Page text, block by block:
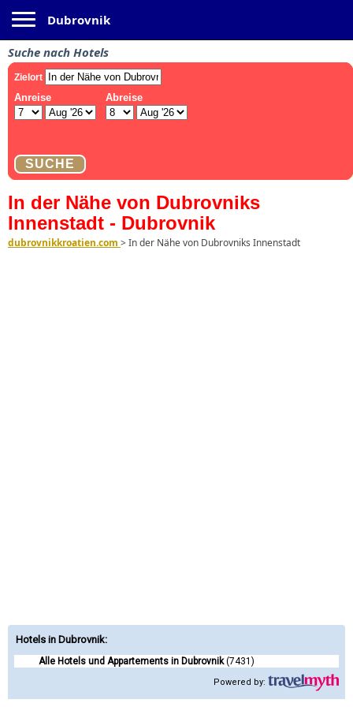
Dubrovnik
Suche nach Hotels
In der Nähe von Dubrovniks
Innenstadt - Dubrovnik
dubrovnikkroatien.com >In der Nähe von Dubrovniks Innenstadt
Hotels in Dubrovnik:
Alle Hotels und Appartements in Dubrovnik(7431)
Powered by: